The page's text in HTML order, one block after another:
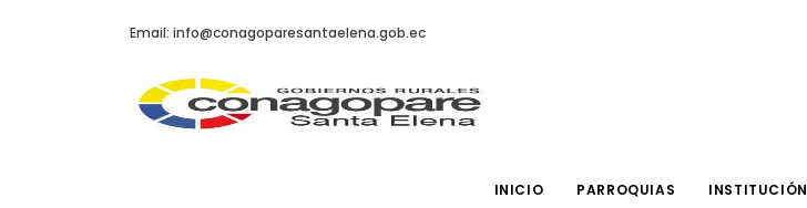
Email: info@conagoparesantaelena.gob.ec
INICIO PARROQUIAS INSTITUCIÓN